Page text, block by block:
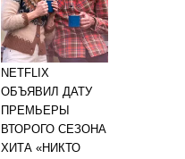
NETFLIX
ОБЪЯВИЛ ДАТУ
ПРЕМЬЕРЫ
ВТОРОГО СЕЗОНА
ХИТА «НИКТО